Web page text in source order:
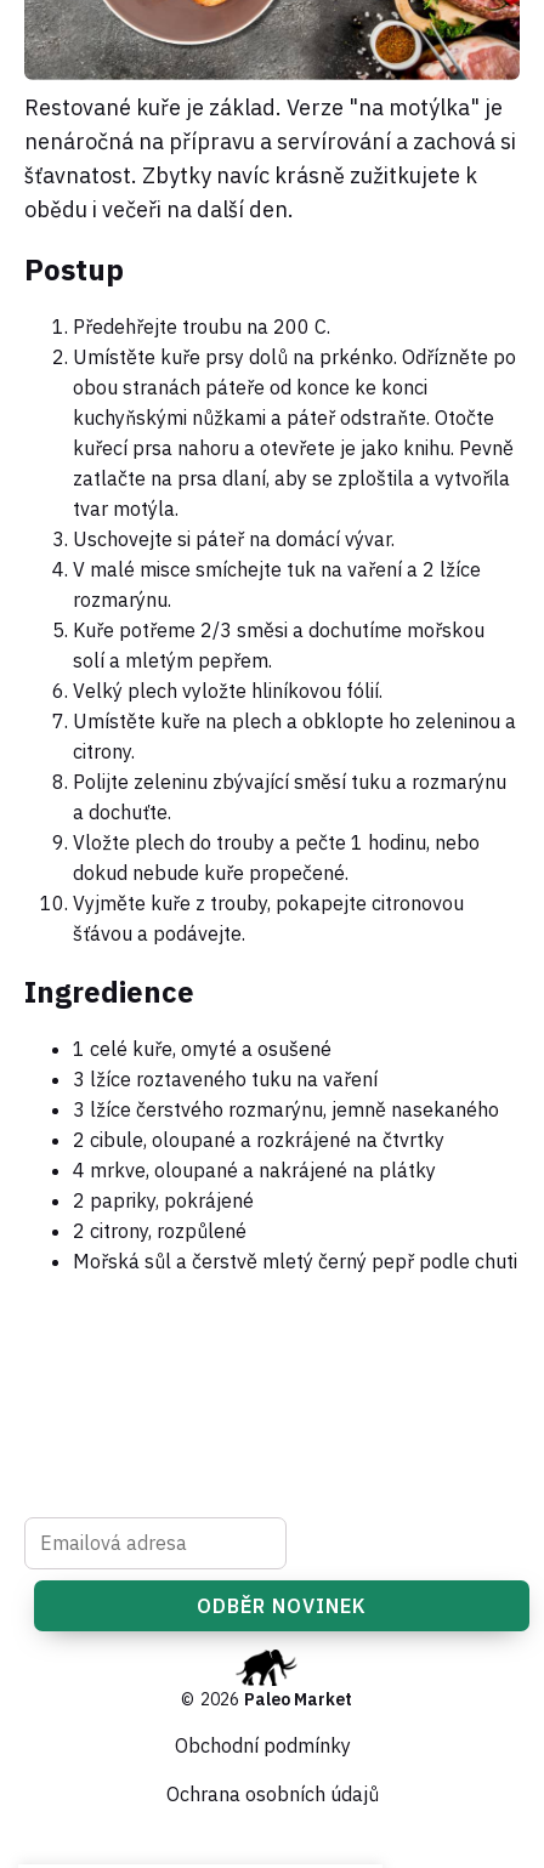
Restované kuře je základ. Verze "na motýlka" je
nenáročná na přípravu a servírování a zachová si
šťavnatost. Zbytky navíc krásně zužitkujete k
obědu i večeři na další den.
Postup
Předehřejte troubu na 200 C.
Umístěte kuře prsy dolů na prkénko. Odřízněte po
obou stranách páteře od konce ke konci
kuchyňskými nůžkami a páteř odstraňte. Otočte
kuřecí prsa nahoru a otevřete je jako knihu. Pevně
zatlačte na prsa dlaní, aby se zploštila a vytvořila
tvar motýla.
Uschovejte si páteř na domácí vývar.
V malé misce smíchejte tuk na vaření a 2 lžíce
rozmarýnu.
Kuře potřeme 2/3 směsi a dochutíme mořskou
solí a mletým pepřem.
Velký plech vyložte hliníkovou fólií.
Umístěte kuře na plech a obklopte ho zeleninou a
citrony.
Polijte zeleninu zbývající směsí tuku a rozmarýnu
a dochuťte.
Vložte plech do trouby a pečte 1 hodinu, nebo
dokud nebude kuře propečené.
Vyjměte kuře z trouby, pokapejte citronovou
šťávou a podávejte.
Ingredience
1 celé kuře, omyté a osušené
3 lžíce roztaveného tuku na vaření
3 lžíce čerstvého rozmarýnu, jemně nasekaného
2 cibule, oloupané a rozkrájené na čtvrtky
4 mrkve, oloupané a nakrájené na plátky
2 papriky, pokrájené
2 citrony, rozpůlené
Mořská sůl a čerstvě mletý černý pepř podle chuti
© 2026 Paleo Market
Obchodní podmínky
Ochrana osobních údajů